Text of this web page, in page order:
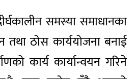
समस्या समाधानका
तथा ठोस कार्ययोजना बनाई
कार्य कार्यान्वयन गरिने